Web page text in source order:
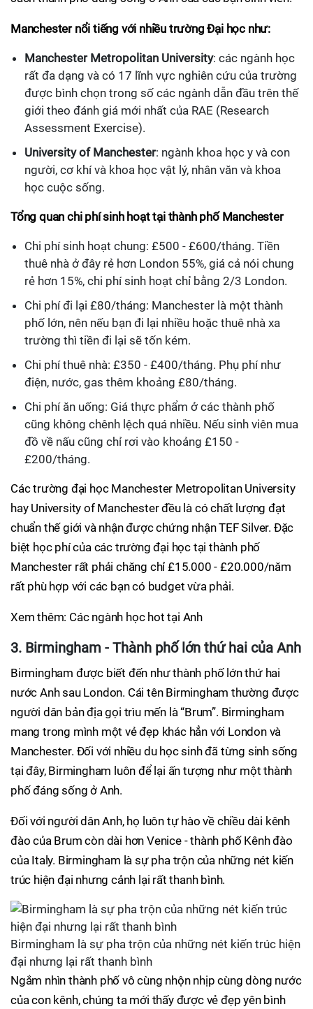
Manchester nổi tiếng với nhiều trường Đại học như:
Manchester Metropolitan University: các ngành học
rất đa dạng và có 17 lĩnh vực nghiên cứu của trường
được bình chọn trong số các ngành dẫn đầu trên thế
giới theo đánh giá mới nhất của RAE (Research
Assessment Exercise).
University of Manchester: ngành khoa học y và con
người, cơ khí và khoa học vật lý, nhân văn và khoa
học cuộc sống.
Tổng quan chi phí sinh hoạt tại thành phố Manchester
Chi phí sinh hoạt chung: £500 - £600/tháng. Tiền
thuê nhà ở đây rẻ hơn London 55%, giá cả nói chung
rẻ hơn 15%, chi phí sinh hoạt chỉ bằng 2/3 London.
Chi phí đi lại £80/tháng: Manchester là một thành
phố lớn, nên nếu bạn đi lại nhiều hoặc thuê nhà xa
trường thì tiền đi lại sẽ tốn kém.
Chi phí thuê nhà: £350 - £400/tháng. Phụ phí như
điện, nước, gas thêm khoảng £80/tháng.
Chi phí ăn uống: Giá thực phẩm ở các thành phố
cũng không chênh lệch quá nhiều. Nếu sinh viên mua
đồ về nấu cũng chỉ rơi vào khoảng £150 -
£200/tháng.
Các trường đại học Manchester Metropolitan University
hay University of Manchester đều là có chất lượng đạt
chuẩn thế giới và nhận được chứng nhận TEF Silver. Đặc
biệt học phí của các trường đại học tại thành phố
Manchester rất phải chăng chỉ £15.000 - £20.000/năm
rất phù hợp với các bạn có budget vừa phải.
Xem thêm: Các ngành học hot tại Anh
3. Birmingham - Thành phố lớn thứ hai của Anh
Birmingham được biết đến như thành phố lớn thứ hai
nước Anh sau London. Cái tên Birmingham thường được
người dân bản địa gọi trìu mến là “Brum”. Birmingham
mang trong mình một vẻ đẹp khác hẳn với London và
Manchester. Đối với nhiều du học sinh đã từng sinh sống
tại đây, Birmingham luôn để lại ấn tượng như một thành
phố đáng sống ở Anh.
Đối với người dân Anh, họ luôn tự hào về chiều dài kênh
đào của Brum còn dài hơn Venice - thành phố Kênh đào
của Italy. Birmingham là sự pha trộn của những nét kiến
trúc hiện đại nhưng cảnh lại rất thanh bình.
Birmingham là sự pha trộn của những nét kiến trúc hiện
đại nhưng lại rất thanh bình
Ngắm nhìn thành phố vô cùng nhộn nhịp cùng dòng nước
của con kênh, chúng ta mới thấy được vẻ đẹp yên bình